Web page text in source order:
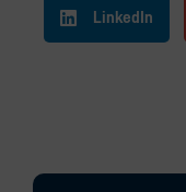
LinkedIn
Rechercher